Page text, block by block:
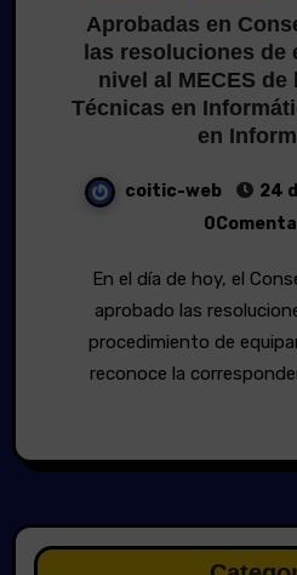
Aprobadas en
las resoluciones de
nivel al MECES
Técnicas en
en
coitic-web
24
En el día de hoy, el Consejo de Ministros ha
aprobado las
procedimiento de
reconoce la